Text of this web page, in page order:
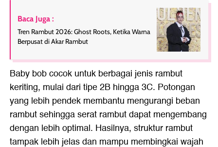
Baca Juga :
Tren Rambut 2026: Ghost Roots, Ketika Warna
Berpusat di Akar Rambut
Baby bob cocok untuk berbagai jenis rambut
keriting, mulai dari tipe 2B hingga 3C. Potongan
yang lebih pendek membantu mengurangi beban
rambut sehingga serat rambut dapat mengembang
dengan lebih optimal. Hasilnya, struktur rambut
tampak lebih jelas dan mampu membingkai wajah